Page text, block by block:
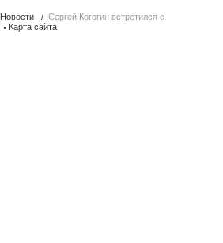
Новости / Сергей Когогин встретился с
·Карта сайта